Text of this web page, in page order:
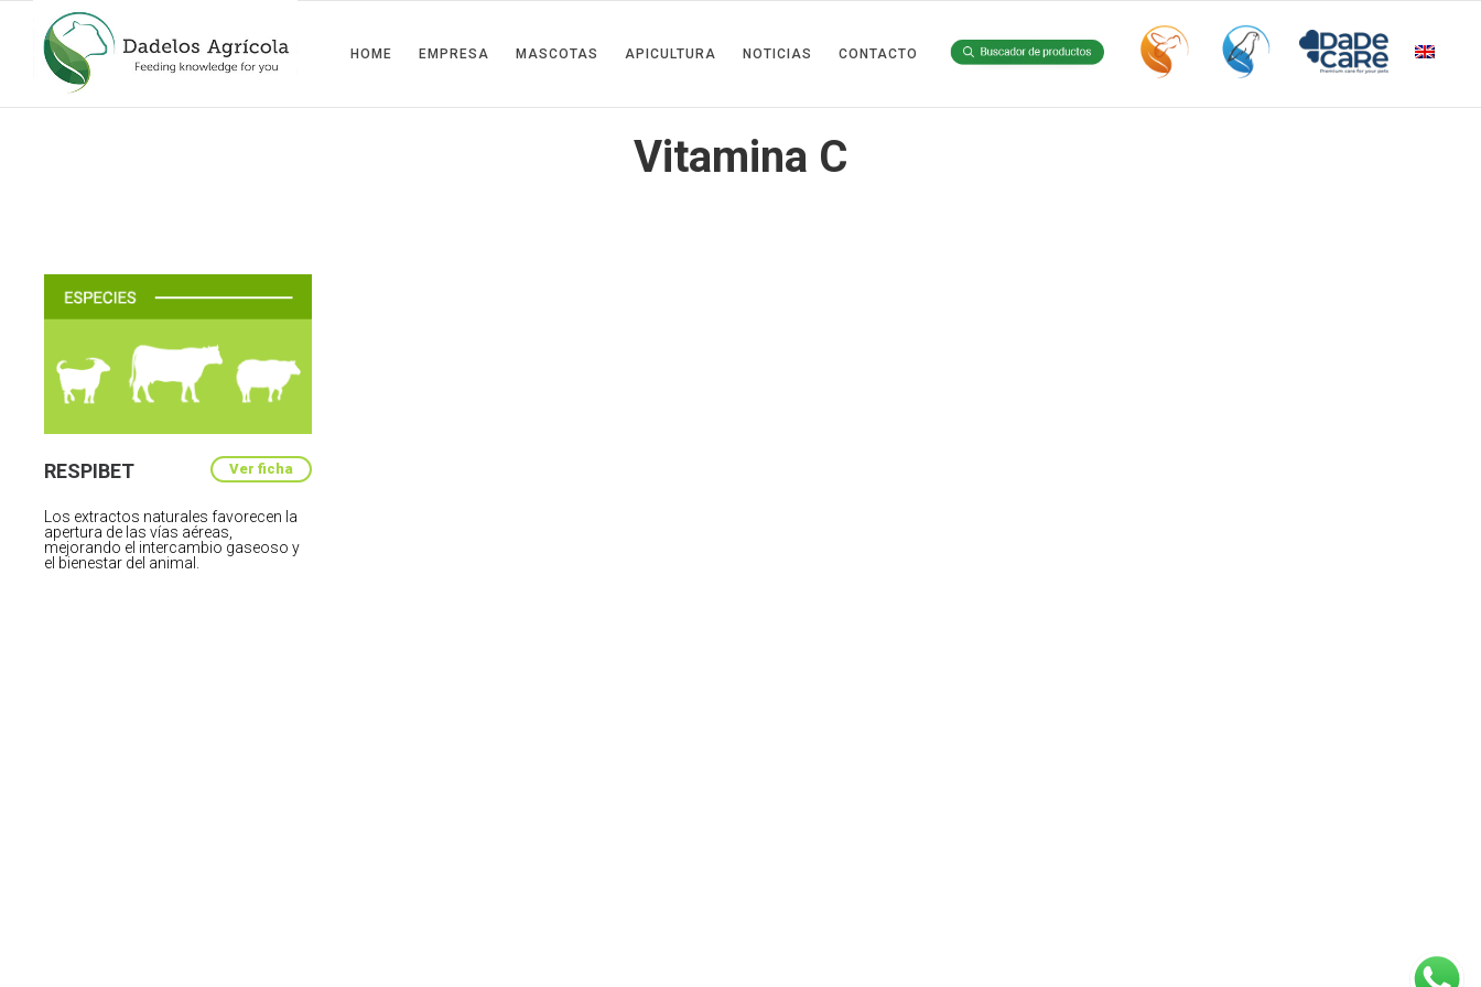
HOME EMPRESA MASCOTAS APICULTURA NOTICIAS CONTACTO
Vitamina C
RESPIBET Ver ficha
Los extractos naturales favorecen la
apertura de las vías aéreas,
mejorando el intercambio gaseoso y
el bienestar del animal.